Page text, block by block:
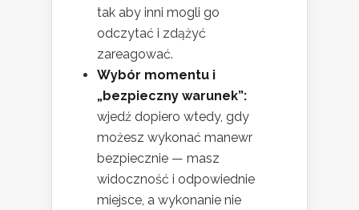
tak aby inni mogli go
odczytać i zdążyć
zareagować.
Wybór momentu i
„bezpieczny warunek”:
wjedź dopiero wtedy, gdy
możesz wykonać manewr
bezpiecznie — masz
widoczność i odpowiednie
miejsce, a wykonanie nie